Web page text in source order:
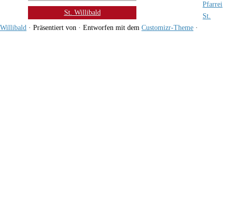
St. Willibald
Pfarrei
St.
Willibald · Präsentiert von · Entworfen mit dem Customizr-Theme ·